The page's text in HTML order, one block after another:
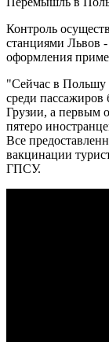
Контроль
станциями Львов
оформления
"Сейчас в Польшу
среди
Грузии, а первым
пятеро
Все
вакцинации
ГПСУ.